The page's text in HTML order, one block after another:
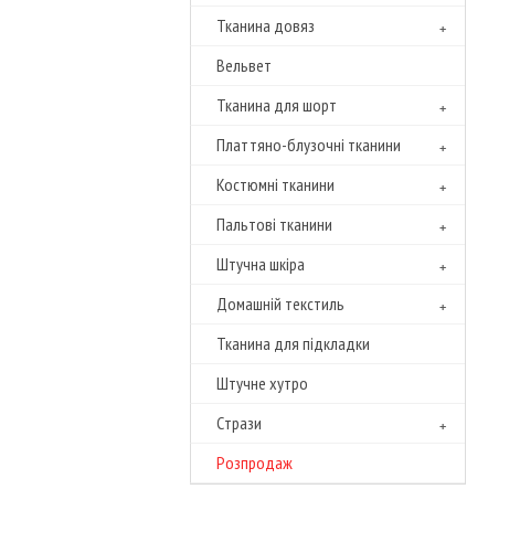
Тканина довяз
Вельвет
Тканина для шорт
Платтяно-блузочні тканини
Костюмні тканини
Пальтові тканини
Штучна шкіра
Домашній текстиль
Тканина для підкладки
Штучне хутро
Cтрази
Розпродаж